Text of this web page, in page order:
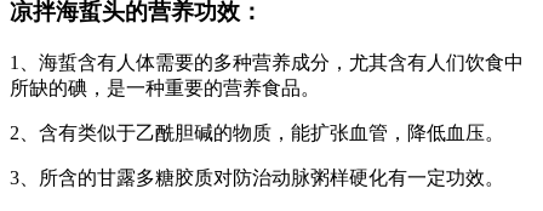
凉拌海蜇头的营养功效：
1、海蜇含有人体需要的多种营养成分，尤其含有人们饮食中
所缺的碘，是一种重要的营养食品。
2、含有类似于乙酰胆碱的物质，能扩张血管，降低血压。
3、所含的甘露多糖胶质对防治动脉粥样硬化有一定功效。